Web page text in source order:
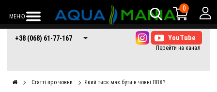
МЕНЮ
0
+38 (068) 61-77-
167
+38 (066) 61-77-+38 (073) 61-77-
167
+38 (068) 61-77-167
Статті про човни Який тиск має бути в човні ПВХ?